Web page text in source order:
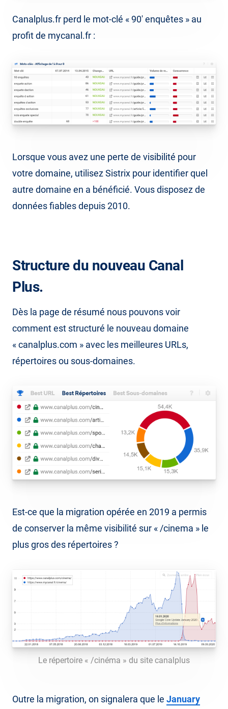
Canalplus.fr perd le mot-clé « 90′ enquêtes » au
profit de mycanal.fr :
Lorsque vous avez une perte de visibilité pour
votre domaine, utilisez Sistrix pour identifier quel
autre domaine en a bénéficié. Vous disposez de
données fiables depuis 2010.
Structure du nouveau Canal
Plus.
Dès la page de résumé nous pouvons voir
comment est structuré le nouveau domaine
« canalplus.com » avec les meilleures URLs,
répertoires ou sous-domaines.
Est-ce que la migration opérée en 2019 a permis
de conserver la même visibilité sur « /cinema » le
plus gros des répertoires ?
Le répertoire « /cinéma » du site canalplus
Outre la migration, on signalera que le January